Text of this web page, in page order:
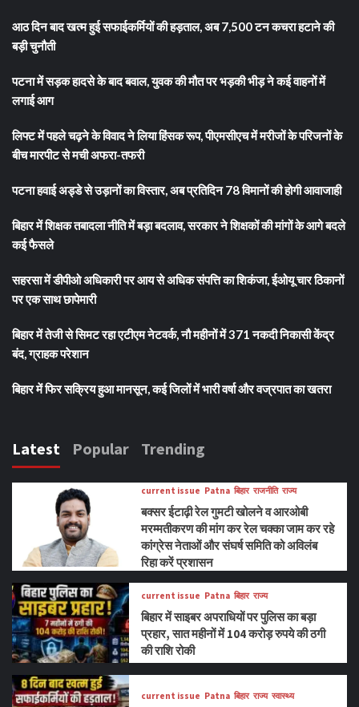
आठ दिन बाद खत्म हुई सफाईकर्मियों की हड़ताल, अब 7,500 टन कचरा हटाने की
बड़ी चुनौती
पटना में सड़क हादसे के बाद बवाल, युवक की मौत पर भड़की भीड़ ने कई वाहनों में
लगाई आग
लिफ्ट में पहले चढ़ने के विवाद ने लिया हिंसक रूप, पीएमसीएच में मरीजों के परिजनों के
बीच मारपीट से मची अफरा-तफरी
पटना हवाई अड्डे से उड़ानों का विस्तार, अब प्रतिदिन 78 विमानों की होगी आवाजाही
बिहार में शिक्षक तबादला नीति में बड़ा बदलाव, सरकार ने शिक्षकों की मांगों के आगे बदले
कई फैसले
सहरसा में डीपीओ अधिकारी पर आय से अधिक संपत्ति का शिकंजा, ईओयू चार ठिकानों
पर एक साथ छापेमारी
बिहार में तेजी से सिमट रहा एटीएम नेटवर्क, नौ महीनों में 371 नकदी निकासी केंद्र
बंद, ग्राहक परेशान
बिहार में फिर सक्रिय हुआ मानसून, कई जिलों में भारी वर्षा और वज्रपात का खतरा
Latest Popular Trending
current issue Patna बिहार राजनीति राज्य
बक्सर ईटाढ़ी रेल गुमटी खोलने व आरओबी
मरम्मतीकरण की मांग कर रेल चक्का जाम कर रहे
कांग्रेस नेताओं और संघर्ष समिति को अविलंब
रिहा करें प्रशासन
current issue Patna बिहार राज्य
बिहार में साइबर अपराधियों पर पुलिस का बड़ा
प्रहार, सात महीनों में 104 करोड़ रुपये की ठगी
की राशि रोकी
current issue Patna बिहार राज्य स्वास्थ्य